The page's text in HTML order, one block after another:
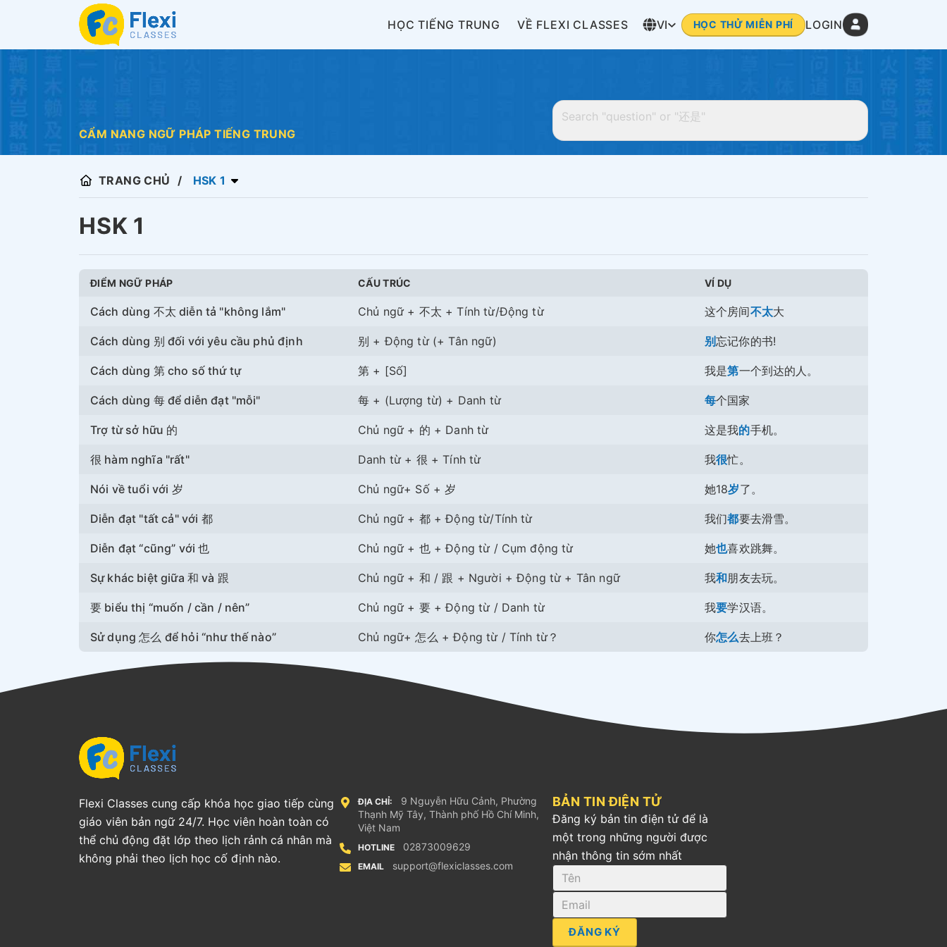
HỌC TIẾNG TRUNG VỀ FLEXI CLASSES VI HỌC THỬ MIỄN PHÍ LOGIN
CẨM NANG NGỮ PHÁP TIẾNG TRUNG
TRANG CHỦ HSK 1
HSK 1
ĐIỂM NGỮ PHÁP CẤU TRÚC VÍ DỤ
Cách dùng 不太 diễn tả "không lắm" Chủ ngữ + 不太 + Tính từ/Động từ 这个房间不太大
Cách dùng 别 đối với yêu cầu phủ định 别 + Động từ (+ Tân ngữ) 别忘记你的书!
Cách dùng 第 cho số thứ tự 第 + [Số] 我是第一个到达的人。
Cách dùng 每 để diễn đạt "mỗi" 每 + (Lượng từ) + Danh từ 每个国家
Trợ từ sở hữu 的 Chủ ngữ + 的 + Danh từ 这是我的手机。
很 hàm nghĩa "rất" Danh từ + 很 + Tính từ 我很忙。
Nói về tuổi với 岁 Chủ ngữ+ Số + 岁 她18岁了。
Diễn đạt "tất cả" với 都 Chủ ngữ + 都 + Động từ/Tính từ 我们都要去滑雪。
Diễn đạt “cũng” với 也 Chủ ngữ + 也 + Động từ / Cụm động từ 她也喜欢跳舞。
Sự khác biệt giữa 和 và 跟 Chủ ngữ + 和 / 跟 + Người + Động từ + Tân ngữ 我和朋友去玩。
要 biểu thị “muốn / cần / nên” Chủ ngữ + 要 + Động từ / Danh từ 我要学汉语。
Sử dụng 怎么 để hỏi “như thế nào” Chủ ngữ+ 怎么 + Động từ / Tính từ？ 你怎么去上班？
Flexi Classes cung cấp khóa học giao tiếp cùng
giáo viên bản ngữ 24/7. Học viên hoàn toàn có
thể chủ động đặt lớp theo lịch rảnh cá nhân mà
không phải theo lịch học cố định nào.
ĐỊA CHỈ:
9 Nguyễn Hữu Cảnh, Phường
Thạnh Mỹ Tây, Thành phố Hồ Chí Minh,
Việt Nam
HOTLINE 02873009629
EMAIL support@flexiclasses.com
BẢN TIN ĐIỆN TỬ
Đăng ký bản tin điện tử để là
một trong những người được
nhận thông tin sớm nhất
ĐĂNG KÝ